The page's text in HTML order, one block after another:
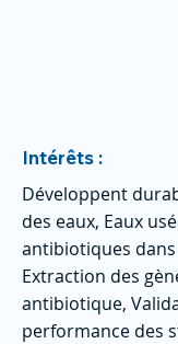
Intérêts :
Développent
des eaux, Eaux
antibiotiques dans
Extraction des
antibiotique,
performance des